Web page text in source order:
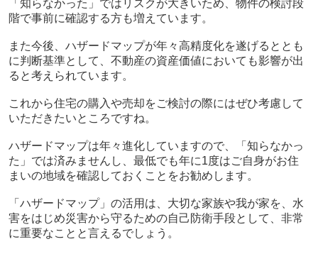
「知らなかった」ではリスクが大きいため、物件の検討段
階で事前に確認する方も増えています。
また今後、ハザードマップが年々高精度化を遂げるととも
に判断基準として、不動産の資産価値においても影響が出
ると考えられています。
これから住宅の購入や売却をご検討の際にはぜひ考慮して
いただきたいところですね。
ハザードマップは年々進化していますので、「知らなかっ
た」では済みませんし、最低でも年に1度はご自身がお住
まいの地域を確認しておくことをお勧めします。
「ハザードマップ」の活用は、大切な家族や我が家を、水
害をはじめ災害から守るための自己防衛手段として、非常
に重要なことと言えるでしょう。